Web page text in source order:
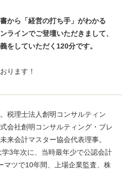
から「経営の打ち手」がわかる
ラインでご登壇いただきまして、
をしていただく120分です。
ります！
税理士法人創明コンサルティン
会社創明コンサルティング・ブレ
来会計マスター協会代表理事。
3年次に、当時最年少で公認会計
マツで10年間、上場企業監査、株